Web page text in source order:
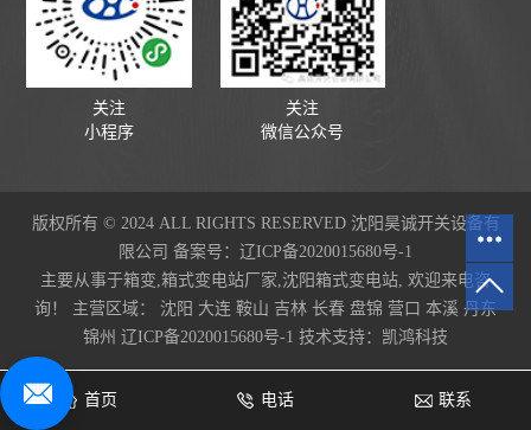
关注
小程序
关注
微信公众号
版权所有 © 2024 ALL RIGHTS RESERVED 沈阳昊诚开关设备有
限公司 备案号： 辽ICP备2020015680号-1
主要从事于箱变 箱式变电站厂家 沈阳箱式变电站 , 欢迎来电咨
询！ 主营区域： 沈阳 大连 鞍山 吉林 长春 盘锦 营口 本溪 丹东
锦州 辽ICP备2020015680号-1 技术支持： 凯鸿科技
首页 电话 联系